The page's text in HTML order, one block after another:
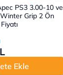
PS3 3.00-10 ve
Grip 2 Ön
Ekle